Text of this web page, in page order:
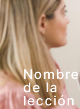
Nombre
de la
lección